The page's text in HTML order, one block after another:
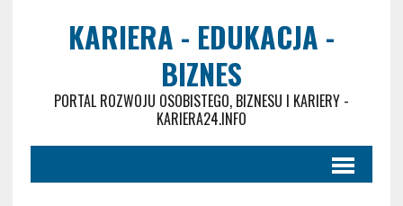
KARIERA - EDUKACJA -
BIZNES
PORTAL ROZWOJU OSOBISTEGO, BIZNESU I KARIERY -
KARIERA24.INFO